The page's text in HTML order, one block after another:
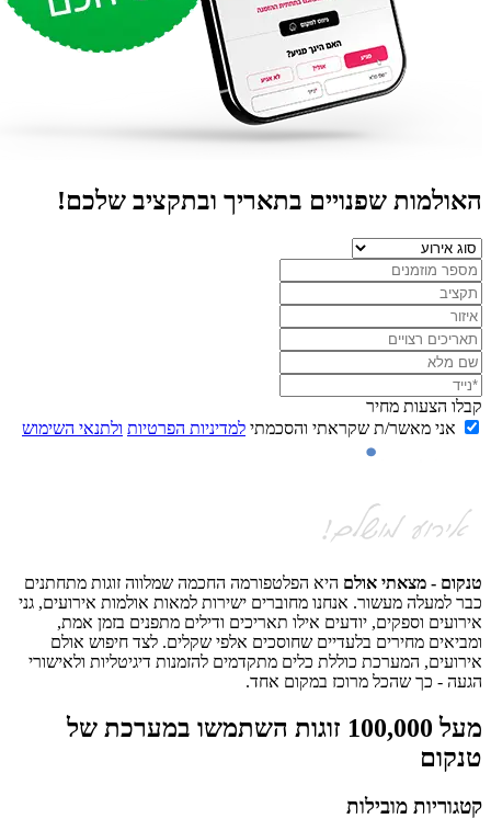
שפנויים בתאריך ובתקציב שלכם!
הצעות מחיר
אני מאשר/ת שקראתי והסכמתילמדיניות הפרטיות ולתנאי השימוש
- מצאתי אולםהיא הפלטפורמה החכמה שמלווה זוגות מתחתנים
למעלה מעשור. אנחנו מחוברים ישירות למאות אולמות אירועים, גני
וספקים, יודעים אילו תאריכים ודילים מתפנים בזמן אמת,
מחירים בלעדיים שחוסכים אלפי שקלים. לצד חיפוש אולם
המערכת כוללת כלים מתקדמים להזמנות דיגיטליות ולאישורי
- כך שהכל מרוכז במקום אחד.
מעל 100,000 זוגות השתמשו במערכת של
מובילות